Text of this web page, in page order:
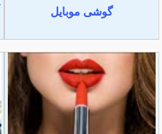
گوشی موبایل